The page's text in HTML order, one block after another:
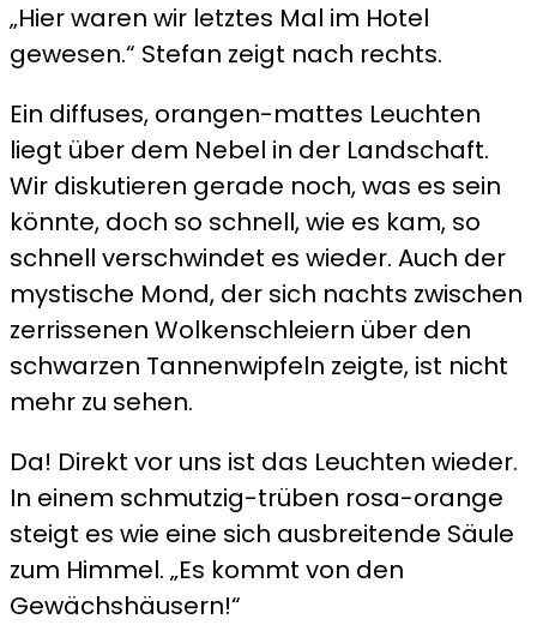
„Hier waren wir letztes Mal im Hotel
gewesen.“ Stefan zeigt nach rechts.
Ein diffuses, orangen-mattes Leuchten
liegt über dem Nebel in der Landschaft.
Wir diskutieren gerade noch, was es sein
könnte, doch so schnell, wie es kam, so
schnell verschwindet es wieder. Auch der
mystische Mond, der sich nachts zwischen
zerrissenen Wolkenschleiern über den
schwarzen Tannenwipfeln zeigte, ist nicht
mehr zu sehen.
Da! Direkt vor uns ist das Leuchten wieder.
In einem schmutzig-trüben rosa-orange
steigt es wie eine sich ausbreitende Säule
zum Himmel. „Es kommt von den
Gewächshäusern!“